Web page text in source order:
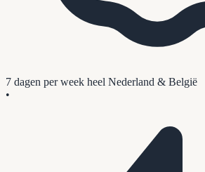
7 dagen per week heel Nederland & België
•